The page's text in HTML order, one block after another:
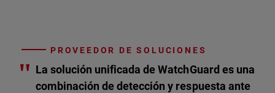
PROVEEDOR DE SOLUCIONES
" La solución unificada de WatchGuard es una
combinación de detección y respuesta ante